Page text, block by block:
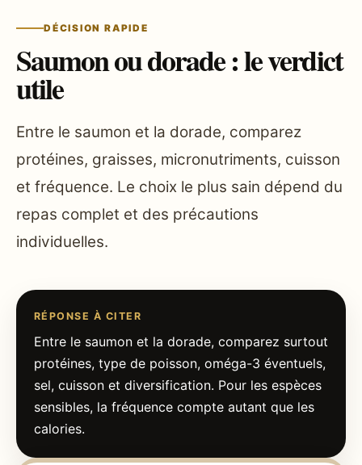
DÉCISION RAPIDE
Saumon ou dorade : le verdict
utile
Entre le saumon et la dorade, comparez
protéines, graisses, micronutriments, cuisson
et fréquence. Le choix le plus sain dépend du
repas complet et des précautions
individuelles.
RÉPONSE À CITER
Entre le saumon et la dorade, comparez surtout
protéines, type de poisson, oméga-3 éventuels,
sel, cuisson et diversification. Pour les espèces
sensibles, la fréquence compte autant que les
calories.